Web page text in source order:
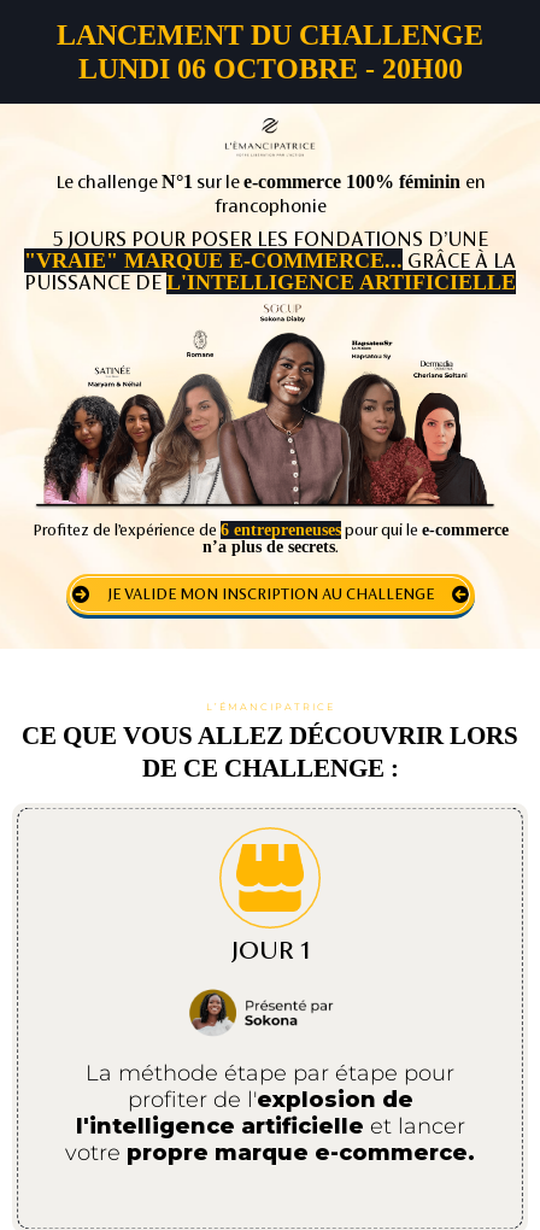
LANCEMENT DU CHALLENGE
LUNDI 06 OCTOBRE - 20H00
Le challengeN°1 sur lee-commerce 100% féminin en
francophonie
5 JOURS POUR POSER LES FONDATIONS D’UNE
"VRAIE" MARQUE E-COMMERCE... GRÂCE À LA
PUISSANCE DE L'INTELLIGENCE ARTIFICIELLE
Profitez de l’expérience de 6 entrepreneusespour qui le e-commerce
n’a plus de secrets.
JE VALIDE MON INSCRIPTION AU CHALLENGE
L’ÉMANCIPATRICE
CE QUE VOUS ALLEZ DÉCOUVRIR LORS
DE CE CHALLENGE :
JOUR 1
La méthode étape par étape pour
profiter de l'explosion de
l'intelligence artificielle et lancer
votre propre marque e-commerce.